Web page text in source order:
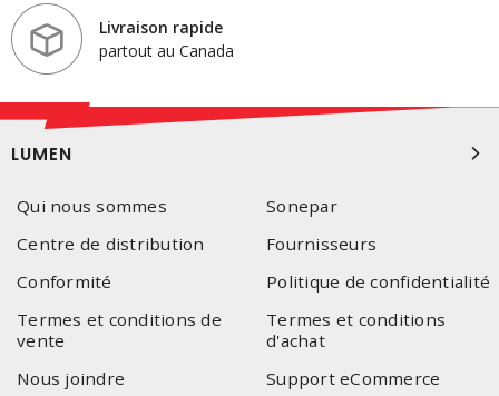
Livraison rapide
partout au Canada
LUMEN
Qui nous sommes
Sonepar
Centre de distribution
Fournisseurs
Conformité
Politique de confidentialité
Termes et conditions de
vente
Termes et conditions
d'achat
Nous joindre
Support eCommerce